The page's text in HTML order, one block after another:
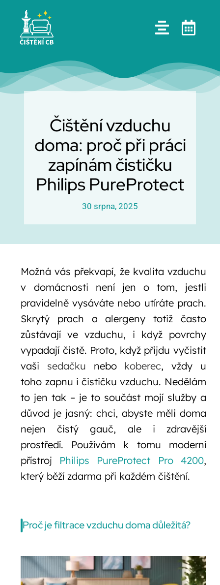
content
Čištění vzduchu
doma: proč při práci
zapínám čističku
Philips PureProtect
30 srpna, 2025
Možná vás překvapí, že kvalita vzduchu
v domácnosti není jen o tom, jestli
pravidelně vysáváte nebo utíráte prach.
Skrytý prach a alergeny totiž často
zůstávají ve vzduchu, i když povrchy
vypadají čistě. Proto, když přijdu vyčistit
vaši sedačku nebo koberec, vždy u
toho zapnu i čističku vzduchu. Nedělám
to jen tak – je to součást mojí služby a
důvod je jasný: chci, abyste měli doma
nejen čistý gauč, ale i zdravější
prostředí. Používám k tomu moderní
přístroj Philips PureProtect Pro 4200,
který běží zdarma při každém čištění.
Proč je filtrace vzduchu doma důležitá?